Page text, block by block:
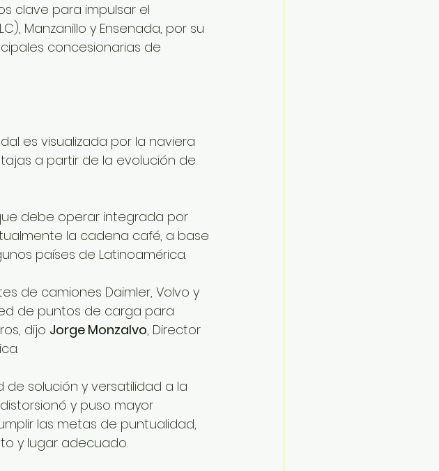
clave para impulsar el
Manzanillo y Ensenada, por su
concesionarias de
es visualizada por la naviera
a partir de la evolución de
debe operar integrada por
la cadena café, a base
países de Latinoamérica.
de camiones Daimler, Volvo y
de puntos de carga para
dijo Jorge Monzalvo, Director
solución y versatilidad a la
y puso mayor
las metas de puntualidad,
y lugar adecuado.